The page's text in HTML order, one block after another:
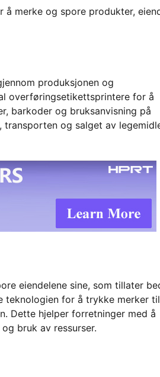
merke og spore produkter,
produksjonen og
overføringsetikettsprintere for å
barkoder og bruksanvisning på
transporten og salget av
eiendelene sine, som tillater
teknologien for å trykke merker til
Dette hjelper forretninger med å
bruk av ressurser.